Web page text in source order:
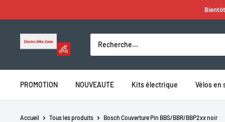
au
contenu
Electro
PROMOTION NOUVEAUTE Kits électrique Vélos en
Accueil Tous les produits Bosch Couverture Pin BBS/BBR/BBP2xx noir